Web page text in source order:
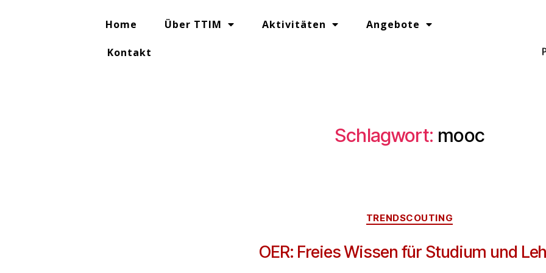
Home Über TTIM Aktivitäten Angebote
Kontakt
Schlagwort: mooc
TRENDSCOUTING
OER: Freies Wissen für Studium und